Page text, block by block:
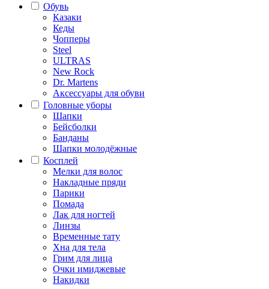
Обувь
Казаки
Кеды
Чопперы
Steel
ULTRAS
New Rock
Dr. Martens
Аксессуары для обуви
Головные уборы
Шапки
Бейсболки
Банданы
Шапки молодёжные
Косплей
Мелки для волос
Накладные пряди
Парики
Помада
Лак для ногтей
Линзы
Временные тату
Хна для тела
Грим для лица
Очки имиджевые
Накидки